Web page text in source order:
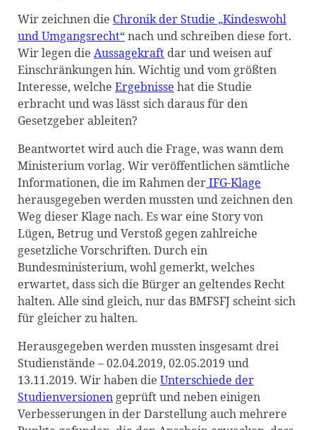
Wir zeichnen die Chronik der Studie „Kindeswohl
und Umgangsrecht“nach und schreiben diese fort.
Wir legen die Aussagekraft dar und weisen auf
Einschränkungen hin. Wichtig und vom größten
Interesse, welche Ergebnisse hat die Studie
erbracht und was lässt sich daraus für den
Gesetzgeber ableiten?
Beantwortet wird auch die Frage, was wann dem
Ministerium vorlag. Wir veröffentlichen sämtliche
Informationen, die im Rahmen derIFG-Klage
herausgegeben werden mussten und zeichnen den
Weg dieser Klage nach. Es war eine Story von
Lügen, Betrug und Verstoß gegen zahlreiche
gesetzliche Vorschriften. Durch ein
Bundesministerium, wohl gemerkt, welches
erwartet, dass sich die Bürger an geltendes Recht
halten. Alle sind gleich, nur das BMFSFJ scheint sich
für gleicher zu halten.
Herausgegeben werden mussten insgesamt drei
Studienstände – 02.04.2019, 02.05.2019 und
13.11.2019. Wir haben die Unterschiede der
Studienversionen geprüft und neben einigen
Verbesserungen in der Darstellung auch mehrere